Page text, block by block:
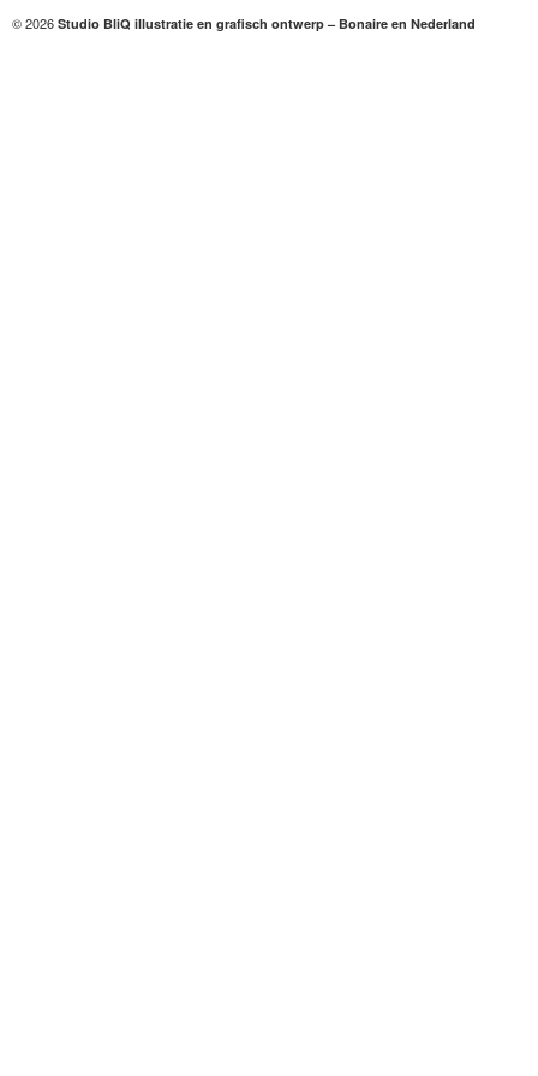
© 2026 Studio BliQ illustratie en grafisch ontwerp – Bonaire en Nederland